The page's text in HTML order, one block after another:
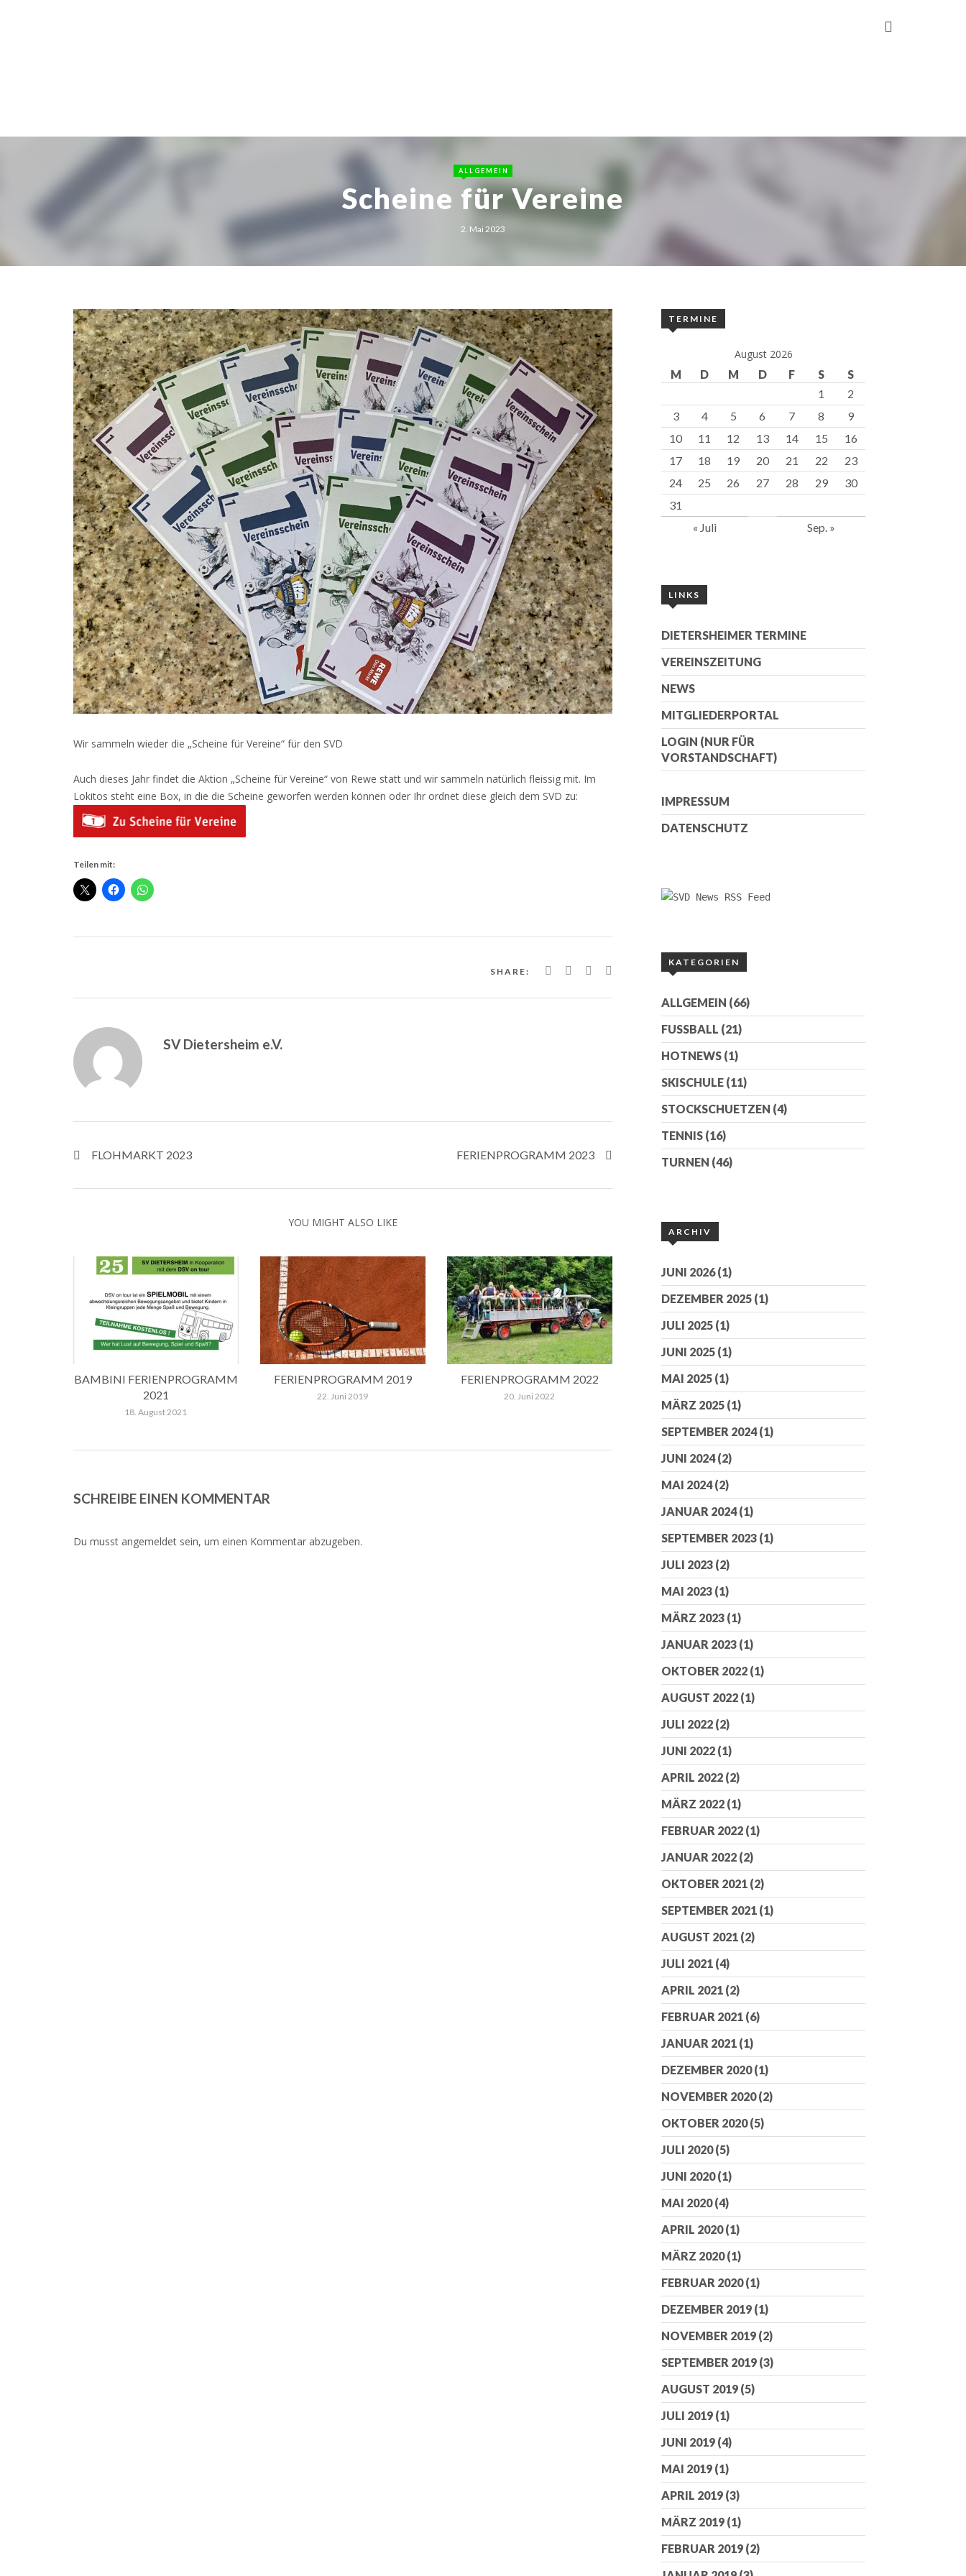
ALLGEMEIN
Scheine für Vereine
2. Mai 2023
Wir sammeln wieder die „Scheine für Vereine“ für den SVD
Auch dieses Jahr findet die Aktion „Scheine für Vereine“ von Rewe statt und wir sammeln natürlich fleissig mit. Im
Lokitos steht eine Box, in die die Scheine geworfen werden können oder Ihr ordnet diese gleich dem SVD zu:
Teilen mit:
SHARE:
SV Dietersheim e.V.
FLOHMARKT 2023 FERIENPROGRAMM 2023
YOU MIGHT ALSO LIKE
BAMBINI FERIENPROGRAMM
2021
18. August 2021
FERIENPROGRAMM 2019
22. Juni 2019
FERIENPROGRAMM 2022
20. Juni 2022
SCHREIBE EINEN KOMMENTAR
Du musst angemeldet sein, um einen Kommentar abzugeben.
TERMINE
August 2026
M
D M D F S
S
1
2
3
4 5 6 7 8
9
10
11 12 13 14 15
16
17
18 19 20 21 22
23
24
25 26 27 28 29
30
31
« Juli
Sep. »
LINKS
DIETERSHEIMER TERMINE
VEREINSZEITUNG
NEWS
MITGLIEDERPORTAL
LOGIN (NUR FÜR
VORSTANDSCHAFT)
IMPRESSUM
DATENSCHUTZ
KATEGORIEN
ALLGEMEIN (66)
FUSSBALL (21)
HOTNEWS (1)
SKISCHULE (11)
STOCKSCHUETZEN (4)
TENNIS (16)
TURNEN (46)
ARCHIV
JUNI 2026(1)
DEZEMBER 2025 (1)
JULI 2025 (1)
JUNI 2025 (1)
MAI 2025 (1)
MÄRZ 2025 (1)
SEPTEMBER 2024(1)
JUNI 2024(2)
MAI 2024(2)
JANUAR 2024(1)
SEPTEMBER 2023 (1)
JULI 2023 (2)
MAI 2023 (1)
MÄRZ 2023 (1)
JANUAR 2023 (1)
OKTOBER 2022 (1)
AUGUST 2022 (1)
JULI 2022 (2)
JUNI 2022 (1)
APRIL 2022 (2)
MÄRZ 2022 (1)
FEBRUAR 2022 (1)
JANUAR 2022 (2)
OKTOBER 2021 (2)
SEPTEMBER 2021 (1)
AUGUST 2021 (2)
JULI 2021 (4)
APRIL 2021 (2)
FEBRUAR 2021 (6)
JANUAR 2021 (1)
DEZEMBER 2020(1)
NOVEMBER 2020(2)
OKTOBER 2020(5)
JULI 2020(5)
JUNI 2020(1)
MAI 2020(4)
APRIL 2020(1)
MÄRZ 2020(1)
FEBRUAR 2020(1)
DEZEMBER 2019 (1)
NOVEMBER 2019 (2)
SEPTEMBER 2019 (3)
AUGUST 2019 (5)
JULI 2019 (1)
JUNI 2019 (4)
MAI 2019 (1)
APRIL 2019 (3)
MÄRZ 2019 (1)
FEBRUAR 2019 (2)